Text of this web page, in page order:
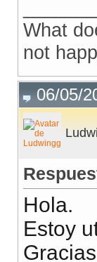
What
not
06/05/
Hola.
Estoy